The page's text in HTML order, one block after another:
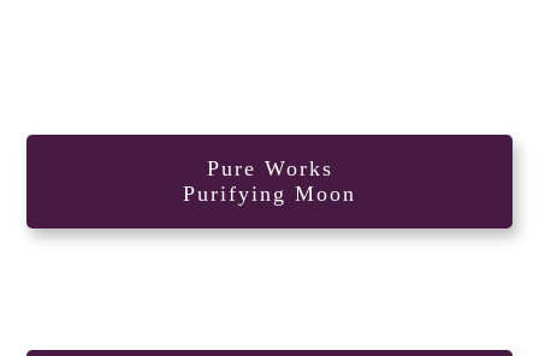
Pure Works
Purifying Moon